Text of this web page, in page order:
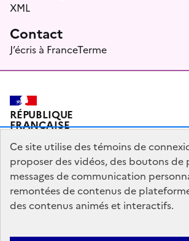
XML
Contact
J’écris à FranceTerme
RÉPUBLIQUE
FRANÇAISE
Plan du site Mentions légales Qui
Partagez votre expérience pour améliorer
Ce site utilise des témoins de
proposer des vidéos, des boutons de
messages de communication
remontées de contenus de
des contenus animés et interactifs.